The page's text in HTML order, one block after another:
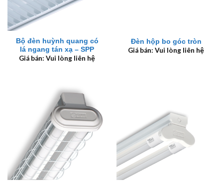
Bộ đèn huỳnh quang có
lá ngang tán xạ – SPP
Giá bán: Vui lòng liên hệ
Đèn hộp bo góc tròn
Giá bán: Vui lòng liên hệ